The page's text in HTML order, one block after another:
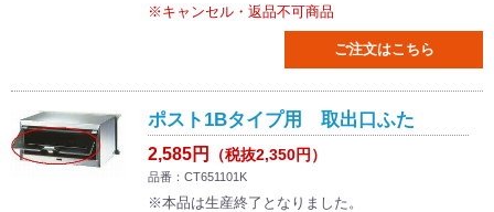
※キャンセル・返品不可商品
ご注文はこちら
ポスト1Bタイプ用 取出口ふた
2,585円 （税抜2,350円）
品番：CT651101K
※本品は生産終了となりました。